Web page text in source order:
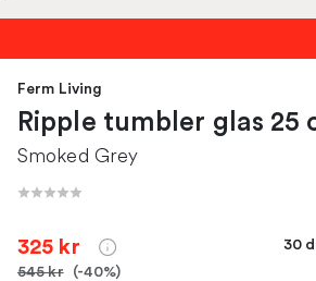
Ferm Living
Ripple tumbler glas 25
Smoked Grey
325 kr
545 kr (-40%)
30